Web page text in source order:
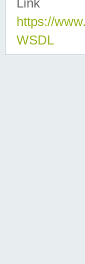
https://
WSDL